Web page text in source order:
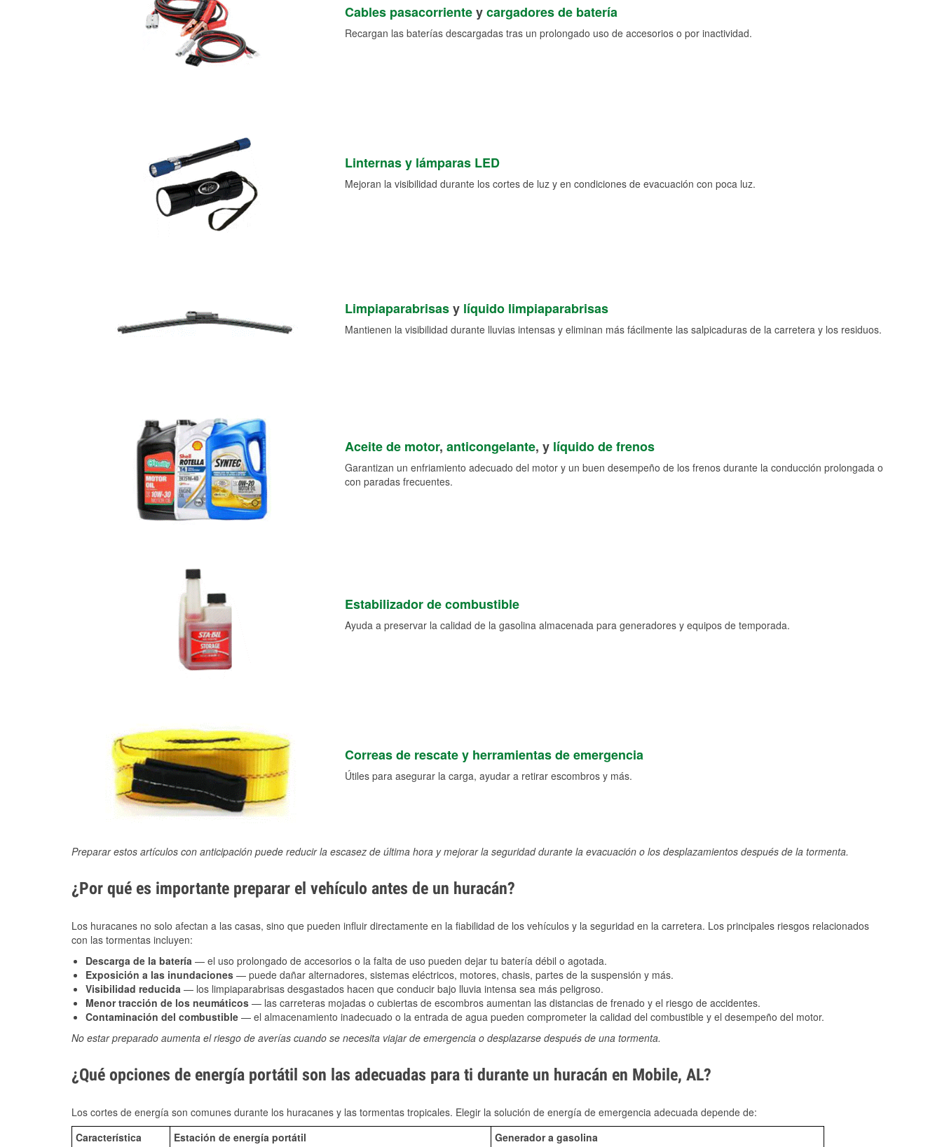
Cables pasacorrienteycargadores de batería
Recargan las baterías descargadas tras un prolongado uso de accesorios o por inactividad.
Linternas y lámparas LED
Mejoran la visibilidad durante los cortes de luz y en condiciones de evacuación con poca luz.
Limpiaparabrisasy líquido limpiaparabrisas
Mantienen la visibilidad durante lluvias intensas y eliminan más fácilmente las salpicaduras de la carretera y los residuos.
Aceite de motor, anticongelante, y líquido de frenos
Garantizan un enfriamiento adecuado del motor y un buen desempeño de los frenos durante la conducción prolongada o
con paradas frecuentes.
Estabilizador de combustible
Ayuda a preservar la calidad de la gasolina almacenada para generadores y equipos de temporada.
Correas de rescate y herramientas de emergencia
Útiles para asegurar la carga, ayudar a retirar escombros y más.
Preparar estos artículos con anticipación puede reducir la escasez de última hora y mejorar la seguridad durante la evacuación o los desplazamientos después de la tormenta.
¿Por qué es importante preparar el vehículo antes de un huracán?
Los huracanes no solo afectan a las casas, sino que pueden influir directamente en la fiabilidad de los vehículos y la seguridad en la carretera. Los principales riesgos relacionados
con las tormentas incluyen:
Descarga de la batería — el uso prolongado de accesorios o la falta de uso pueden dejar tu batería débil o agotada.
Exposición a las inundaciones — puede dañar alternadores, sistemas eléctricos, motores, chasis, partes de la suspensión y más.
Visibilidad reducida — los limpiaparabrisas desgastados hacen que conducir bajo lluvia intensa sea más peligroso.
Menor tracción de los neumáticos — las carreteras mojadas o cubiertas de escombros aumentan las distancias de frenado y el riesgo de accidentes.
Contaminación del combustible — el almacenamiento inadecuado o la entrada de agua pueden comprometer la calidad del combustible y el desempeño del motor.
No estar preparado aumenta el riesgo de averías cuando se necesita viajar de emergencia o desplazarse después de una tormenta.
¿Qué opciones de energía portátil son las adecuadas para ti durante un huracán en Mobile, AL?
Los cortes de energía son comunes durante los huracanes y las tormentas tropicales. Elegir la solución de energía de emergencia adecuada depende de:
Característica
Estación de energía portátil Generador a gasolina